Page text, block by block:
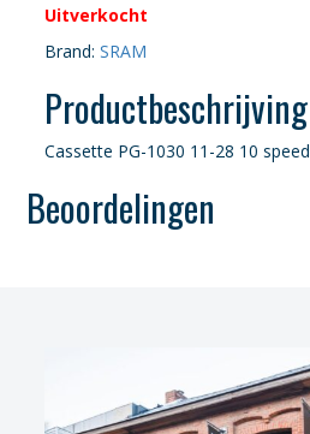
Uitverkocht
Brand:SRAM
Productbeschrijving
Cassette PG-1030 11-28 10 speed
Beoordelingen